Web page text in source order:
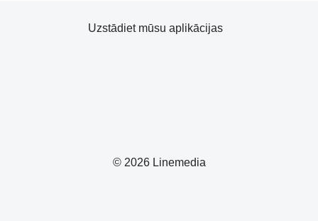
© 2026 Linemedia
Uzstādiet mūsu aplikācijas